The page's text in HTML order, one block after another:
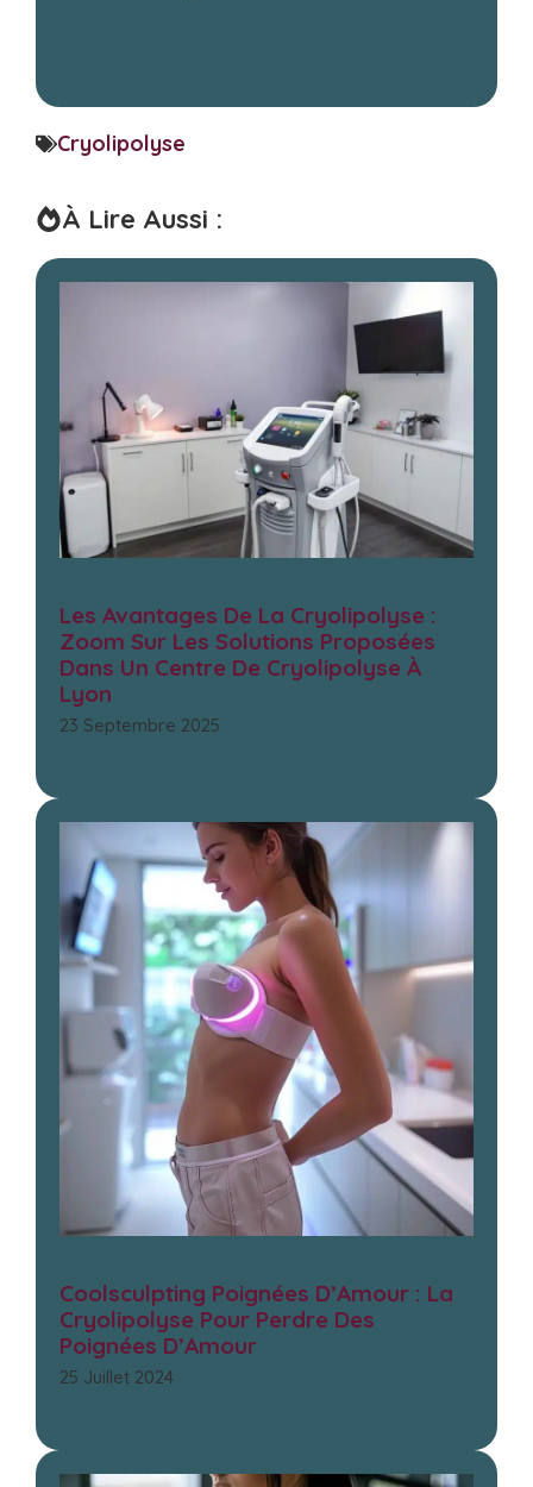
Cryolipolyse
À Lire Aussi :
Les Avantages De La Cryolipolyse :
Zoom Sur Les Solutions Proposées
Dans Un Centre De Cryolipolyse À
Lyon
23 Septembre 2025
Coolsculpting Poignées D’Amour : La
Cryolipolyse Pour Perdre Des
Poignées D’Amour
25 Juillet 2024